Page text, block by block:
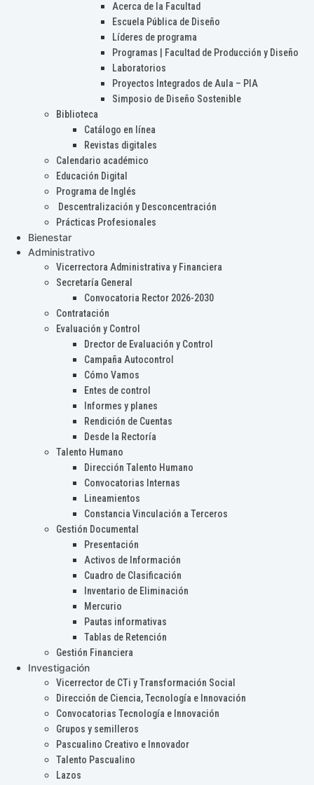
Acerca de la Facultad
Escuela Pública de Diseño
Líderes de programa
Programas | Facultad de Producción y Diseño
Laboratorios
Proyectos Integrados de Aula – PIA
Simposio de Diseño Sostenible
Biblioteca
Catálogo en línea
Revistas digitales
Calendario académico
Educación Digital
Programa de Inglés
Descentralización y Desconcentración
Prácticas Profesionales
Bienestar
Administrativo
Vicerrectora Administrativa y Financiera
Secretaría General
Convocatoria Rector 2026-2030
Contratación
Evaluación y Control
Drector de Evaluación y Control
Campaña Autocontrol
Cómo Vamos
Entes de control
Informes y planes
Rendición de Cuentas
Desde la Rectoría
Talento Humano
Dirección Talento Humano
Convocatorias Internas
Lineamientos
Constancia Vinculación a Terceros
Gestión Documental
Presentación
Activos de Información
Cuadro de Clasificación
Inventario de Eliminación
Mercurio
Pautas informativas
Tablas de Retención
Gestión Financiera
Investigación
Vicerrector de CTi y Transformación Social
Dirección de Ciencia, Tecnología e Innovación
Convocatorias Tecnología e Innovación
Grupos y semilleros
Pascualino Creativo e Innovador
Talento Pascualino
Lazos